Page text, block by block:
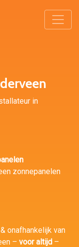
in
zonnepanelen
onafhankelijk van
– voor altijd –